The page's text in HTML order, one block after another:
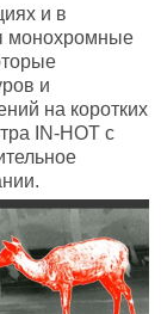
и в
монохромные
и
на коротких
IN-HOT с